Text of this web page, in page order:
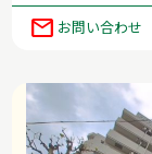
お問い合わせ